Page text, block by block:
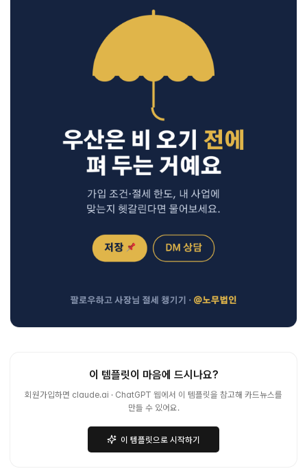
이 템플릿이 마음에 드시나요?
회원가입하면 claude.ai · ChatGPT 웹에서 이 템플릿을 참고해 카드뉴스를
만들 수 있어요.
이 템플릿으로 시작하기